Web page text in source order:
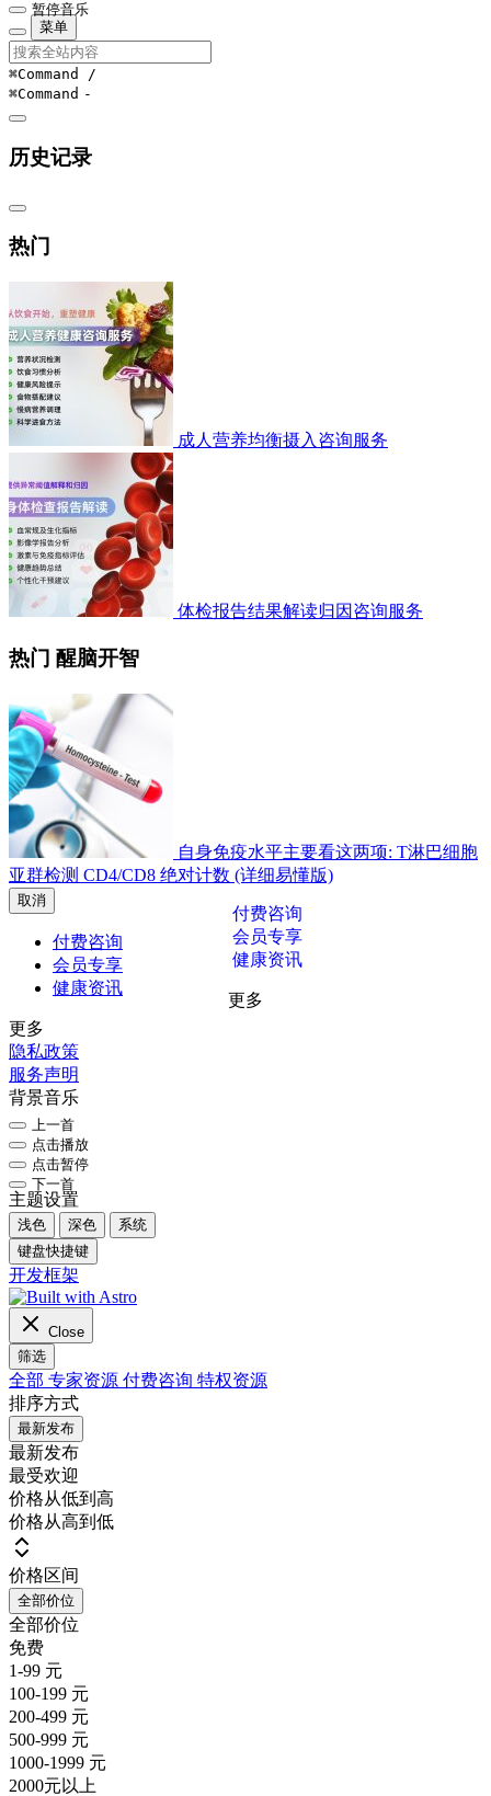
暂停音乐
菜单
⌘Command /
⌘Command -
历史记录
热门
成人营养均衡摄入咨询服务
体检报告结果解读归因咨询服务
热门 醒脑开智
自身免疫水平主要看这两项: T淋巴细胞
亚群检测 CD4/CD8 绝对计数 (详细易懂版)
取消
付费咨询
付费咨询
会员专享
会员专享
健康资讯
健康资讯
更多
更多
隐私政策
服务声明
背景音乐
上一首
点击播放
点击暂停
下一首
主题设置
浅色 深色
系统
键盘快捷键
开发框架
Close
筛选
全部 专家资源 付费咨询 特权资源
排序方式
最新发布
最新发布
最受欢迎
价格从低到高
价格从高到低
价格区间
全部价位
全部价位
免费
1-99 元
100-199 元
200-499 元
500-999 元
1000-1999 元
2000元以上